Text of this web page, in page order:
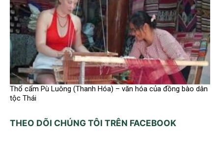
Thổ cẩm Pù Luông (Thanh Hóa) – văn hóa của đồng bào dân
tộc Thái
THEO DÕI CHÚNG TÔI TRÊN FACEBOOK